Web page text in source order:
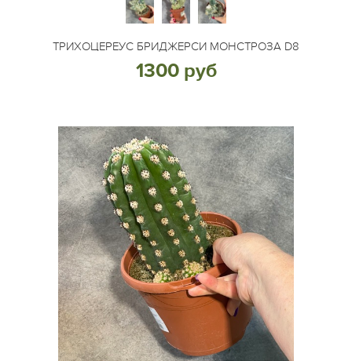
ТРИХОЦЕРЕУС БРИДЖЕРСИ МОНСТРОЗА D8
1300 руб